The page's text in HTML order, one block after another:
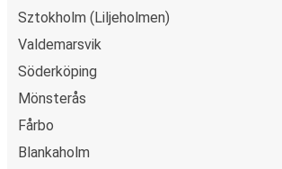
Sztokholm (Liljeholmen)
Valdemarsvik
Söderköping
Mönsterås
Fårbo
Blankaholm